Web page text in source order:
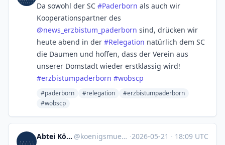
Da sowohl der SC #Paderborn als auch wir
Kooperationspartner des
@news_erzbistum_paderborn sind, drücken wir
heute abend in der #Relegation natürlich dem SC
die Daumen und hoffen, dass der Verein aus
unserer Domstadt wieder erstklassig wird!
#erzbistumpaderborn #wobscp
#paderborn #relegation
#erzbistumpaderborn
#wobscp
Abtei Königsmünster @koenigsmuenster@libori.social ·2026-05-21 · 18:09 UTC